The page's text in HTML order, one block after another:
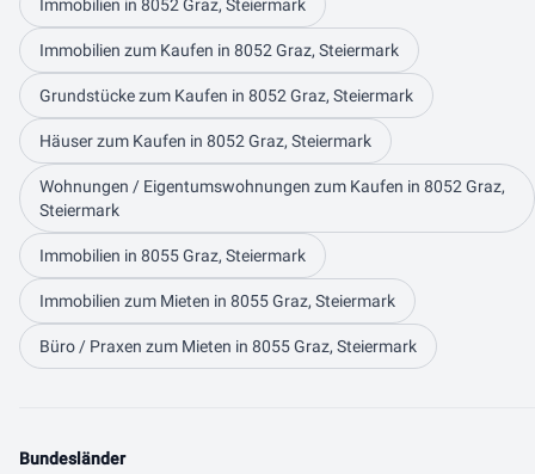
Immobilien in 8052 Graz, Steiermark
Immobilien zum Kaufen in 8052 Graz, Steiermark
Grundstücke zum Kaufen in 8052 Graz, Steiermark
Häuser zum Kaufen in 8052 Graz, Steiermark
Wohnungen / Eigentumswohnungen zum Kaufen in 8052 Graz,
Steiermark
Immobilien in 8055 Graz, Steiermark
Immobilien zum Mieten in 8055 Graz, Steiermark
Büro / Praxen zum Mieten in 8055 Graz, Steiermark
Bundesländer